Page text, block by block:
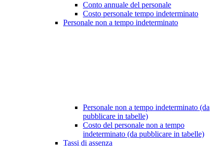
Conto annuale del personale
Costo personale tempo indeterminato
Personale non a tempo indeterminato
Personale non a tempo indeterminato (da
pubblicare in tabelle)
Costo del personale non a tempo
indeterminato (da pubblicare in tabelle)
Tassi di assenza